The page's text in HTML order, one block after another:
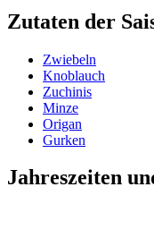
Zutaten der
Zwiebeln
Knoblauch
Zuchinis
Minze
Origan
Gurken
Jahreszeiten